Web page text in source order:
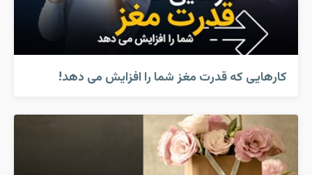
کارهایی که قدرت مغز شما را افزایش می دهد!